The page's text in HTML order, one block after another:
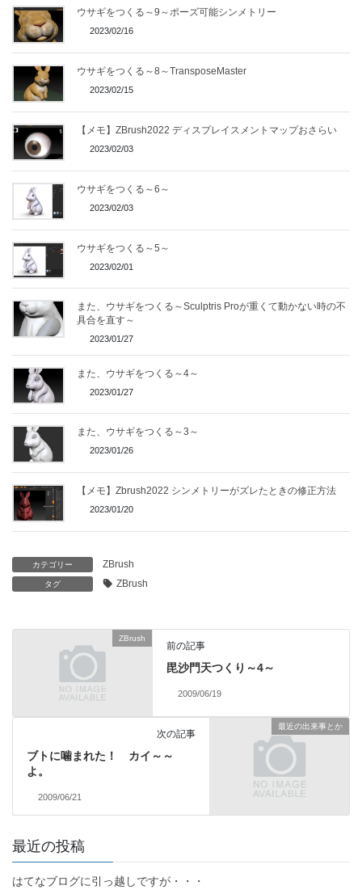
ウサギをつくる～9～ポーズ可能シンメトリー
2023/02/16
ウサギをつくる～8～TransposeMaster
2023/02/15
【メモ】ZBrush2022 ディスプレイスメントマップおさらい
2023/02/03
ウサギをつくる～6～
2023/02/03
ウサギをつくる～5～
2023/02/01
また、ウサギをつくる～Sculptris Proが重くて動かない時の不
具合を直す～
2023/01/27
また、ウサギをつくる～4～
2023/01/27
また、ウサギをつくる～3～
2023/01/26
【メモ】Zbrush2022 シンメトリーがズレたときの修正方法
2023/01/20
カテゴリー ZBrush
タグ ZBrush
ZBrush
前の記事
毘沙門天つくり～4～
2009/06/19
最近の出来事とか
次の記事
ブトに噛まれた！ カイ～～
よ。
2009/06/21
最近の投稿
はてなブログに引っ越しですが・・・